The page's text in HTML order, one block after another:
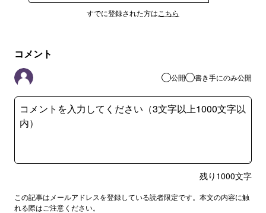
すでに登録された方は こちら
コメント
公開 書き手にのみ公開
残り 1000文字
この記事はメールアドレスを登録している読者限定です。本文の内容に触
れる際はご注意ください。